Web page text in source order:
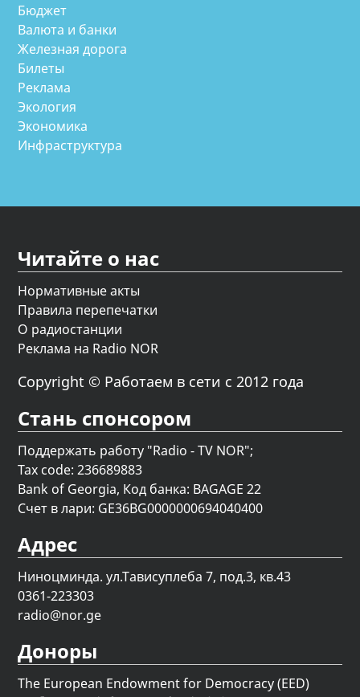
Бюджет
Валюта и банки
Железная дорога
Билеты
Реклама
Экология
Экономика
Инфраструктура
Читайте о нас
Нормативные акты
Правила перепечатки
О радиостанции
Реклама на Radio NOR
Copyright © Работаем в сети с 2012 года
Стань спонсором
Поддержать работу "Radio - TV NOR";
Tax code: 236689883
Bank of Georgia, Код банка: BAGAGE 22
Счет в лари: GE36BG0000000694040400
Адрес
Ниноцминда. ул.Тависуплеба 7, под.3, кв.43
0361-223303
radio@nor.ge
Доноры
The European Endowment for Democracy (EED)